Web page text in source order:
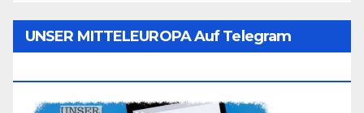
UNSER MITTELEUROPA Auf Telegram